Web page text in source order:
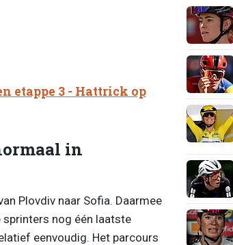
etappe 3 - Hattrick op
in
Plovdiv naar Sofia. Daarmee
nog één laatste
eenvoudig. Het parcours